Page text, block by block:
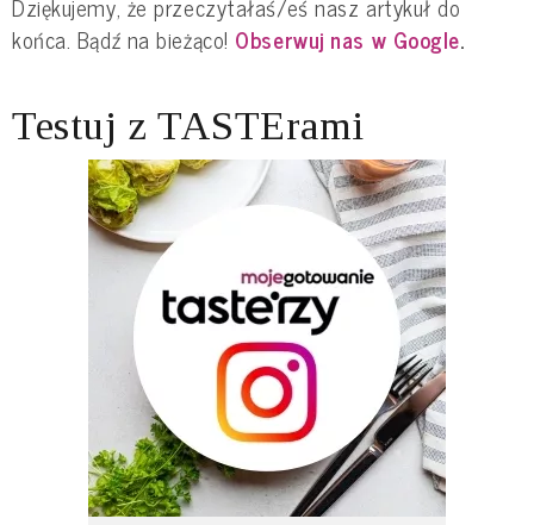
Dziękujemy, że przeczytałaś/eś nasz artykuł do
końca. Bądź na bieżąco! Obserwuj nas w Google.
Testuj z TASTErami